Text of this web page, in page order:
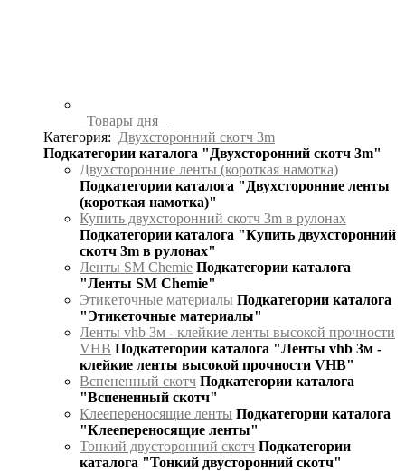
Товары дня
Категория:
Двухсторонний скотч 3m
Подкатегории каталога "Двухсторонний скотч 3m"
Двухсторонние ленты (короткая намотка)
Подкатегории каталога "Двухсторонние ленты
(короткая намотка)"
Купить двухсторонний скотч 3m в рулонах
Подкатегории каталога "Купить двухсторонний
скотч 3m в рулонах"
Ленты SM Chemie Подкатегории каталога
"Ленты SM Chemie"
Этикеточные материалы Подкатегории каталога
"Этикеточные материалы"
Ленты vhb 3м - клейкие ленты высокой прочности
VHB Подкатегории каталога "Ленты vhb 3м -
клейкие ленты высокой прочности VHB"
Вспененный скотч Подкатегории каталога
"Вспененный скотч"
Клеепереносящие ленты Подкатегории каталога
"Клеепереносящие ленты"
Тонкий двусторонний скотч Подкатегории
каталога "Тонкий двусторонний скотч"